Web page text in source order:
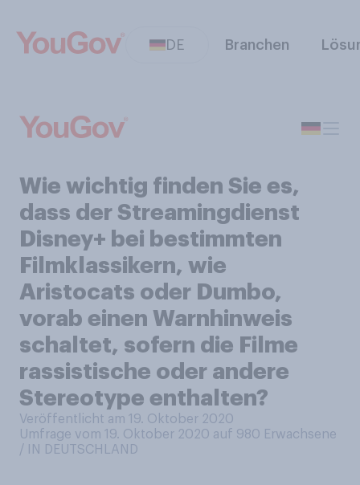
DE Branchen
Wie wichtig finden Sie es,
dass der Streamingdienst
Disney+ bei bestimmten
Filmklassikern, wie
Aristocats oder Dumbo,
vorab einen Warnhinweis
schaltet, sofern die Filme
rassistische oder andere
Stereotype enthalten?
Veröffentlicht am 19. Oktober 2020
Umfrage vom 19. Oktober 2020 auf 980 Erwachsene
/ IN DEUTSCHLAND